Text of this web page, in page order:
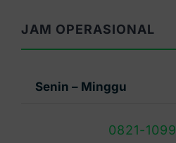
JAM OPERASIONAL
Senin – Minggu
0821-